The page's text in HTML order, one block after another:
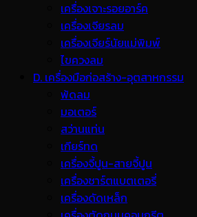
เครื่องเจาะรอยอาร์ค
เครื่องเจียรลม
เครื่องเจียร์นัยแม่พิมพ์
ไขควงลม
D. เครื่องมือก่อสร้าง-อุตสาหกรรม
พ้ดลม
มอเตอร์
สว่านแท่น
เกียร์ทด
เครื่องจี้ปูน-สายจี้ปูน
เครื่องชาร์ตแบตเตอรี่
เครื่องดัดเหล็ก